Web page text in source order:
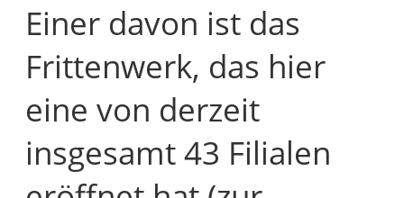
Einer davon ist das
Frittenwerk, das hier
eine von derzeit
insgesamt 43 Filialen